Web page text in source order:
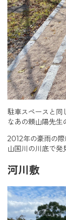
駐車スペースと同
なあの頼山陽先生
2012年の豪雨の
山国川の川底で発
河川敷